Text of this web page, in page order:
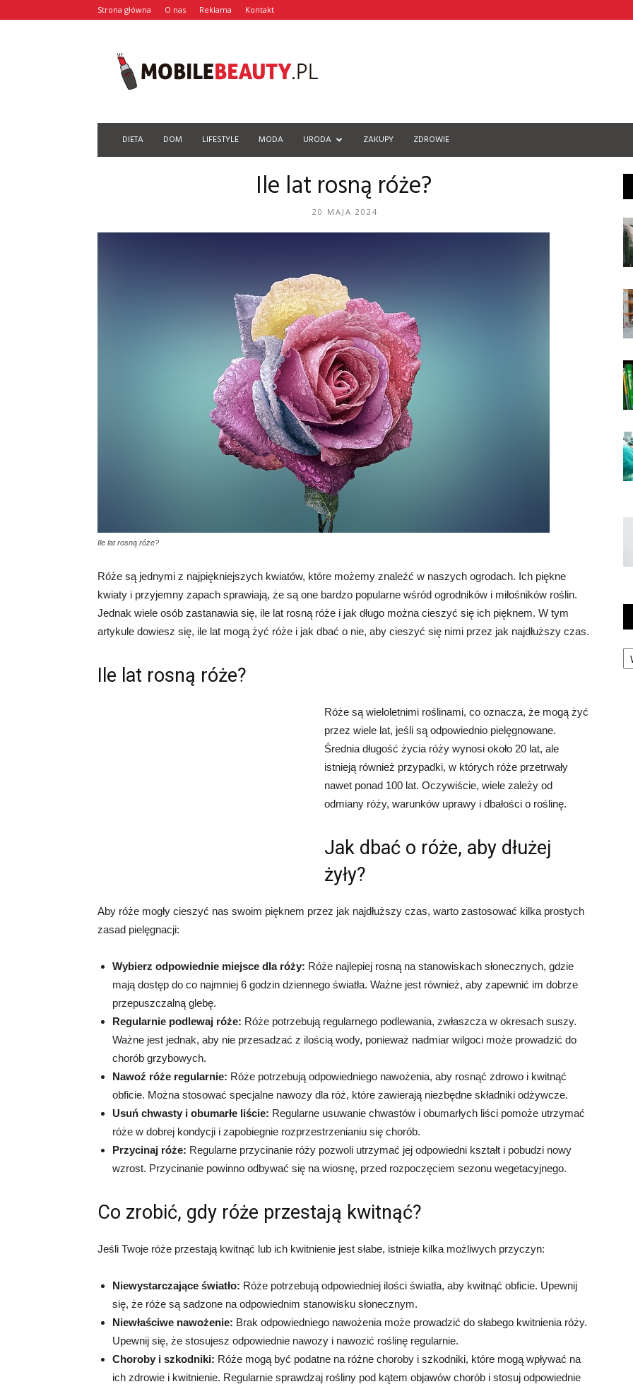
Strona główna O nas Reklama Kontakt
DIETA DOM LIFESTYLE MODA URODA ZAKUPY ZDROWIE
Ile lat rosną róże?
20 MAJA 2024
Ile lat rosną róże?
Róże są jednymi z najpiękniejszych kwiatów, które możemy znaleźć w naszych ogrodach. Ich piękne
kwiaty i przyjemny zapach sprawiają, że są one bardzo popularne wśród ogrodników i miłośników roślin.
Jednak wiele osób zastanawia się, ile lat rosną róże i jak długo można cieszyć się ich pięknem. W tym
artykule dowiesz się, ile lat mogą żyć róże i jak dbać o nie, aby cieszyć się nimi przez jak najdłuższy czas.
Ile lat rosną róże?
Róże są wieloletnimi roślinami, co oznacza, że mogą żyć
przez wiele lat, jeśli są odpowiednio pielęgnowane.
Średnia długość życia róży wynosi około 20 lat, ale
istnieją również przypadki, w których róże przetrwały
nawet ponad 100 lat. Oczywiście, wiele zależy od
odmiany róży, warunków uprawy i dbałości o roślinę.
Jak dbać o róże, aby dłużej
żyły?
Aby róże mogły cieszyć nas swoim pięknem przez jak najdłuższy czas, warto zastosować kilka prostych
zasad pielęgnacji:
Wybierz odpowiednie miejsce dla róży: Róże najlepiej rosną na stanowiskach słonecznych, gdzie
mają dostęp do co najmniej 6 godzin dziennego światła. Ważne jest również, aby zapewnić im dobrze
przepuszczalną glebę.
Regularnie podlewaj róże: Róże potrzebują regularnego podlewania, zwłaszcza w okresach suszy.
Ważne jest jednak, aby nie przesadzać z ilością wody, ponieważ nadmiar wilgoci może prowadzić do
chorób grzybowych.
Nawoź róże regularnie: Róże potrzebują odpowiedniego nawożenia, aby rosnąć zdrowo i kwitnąć
obficie. Można stosować specjalne nawozy dla róż, które zawierają niezbędne składniki odżywcze.
Usuń chwasty i obumarłe liście: Regularne usuwanie chwastów i obumarłych liści pomoże utrzymać
róże w dobrej kondycji i zapobiegnie rozprzestrzenianiu się chorób.
Przycinaj róże: Regularne przycinanie róży pozwoli utrzymać jej odpowiedni kształt i pobudzi nowy
wzrost. Przycinanie powinno odbywać się na wiosnę, przed rozpoczęciem sezonu wegetacyjnego.
Co zrobić, gdy róże przestają kwitnąć?
Jeśli Twoje róże przestają kwitnąć lub ich kwitnienie jest słabe, istnieje kilka możliwych przyczyn:
Niewystarczające światło: Róże potrzebują odpowiedniej ilości światła, aby kwitnąć obficie. Upewnij
się, że róże są sadzone na odpowiednim stanowisku słonecznym.
Niewłaściwe nawożenie: Brak odpowiedniego nawożenia może prowadzić do słabego kwitnienia róży.
Upewnij się, że stosujesz odpowiednie nawozy i nawozić roślinę regularnie.
Choroby i szkodniki: Róże mogą być podatne na różne choroby i szkodniki, które mogą wpływać na
ich zdrowie i kwitnienie. Regularnie sprawdzaj rośliny pod kątem objawów chorób i stosuj odpowiednie